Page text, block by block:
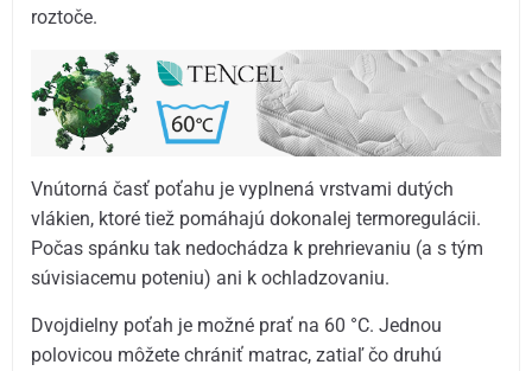
roztoče.
Vnútorná časť poťahu je vyplnená vrstvami dutých
vlákien, ktoré tiež pomáhajú dokonalej termoregulácii.
Počas spánku tak nedochádza k prehrievaniu (a s tým
súvisiacemu poteniu) ani k ochladzovaniu.
Dvojdielny poťah je možné prať na 60 °C. Jednou
polovicou môžete chrániť matrac, zatiaľ čo druhú